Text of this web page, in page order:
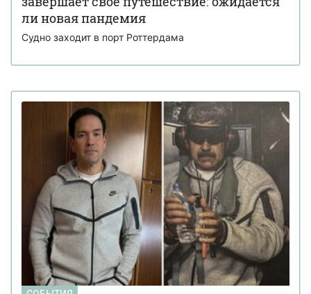
ли новая пандемия
Судно заходит в порт Роттердама